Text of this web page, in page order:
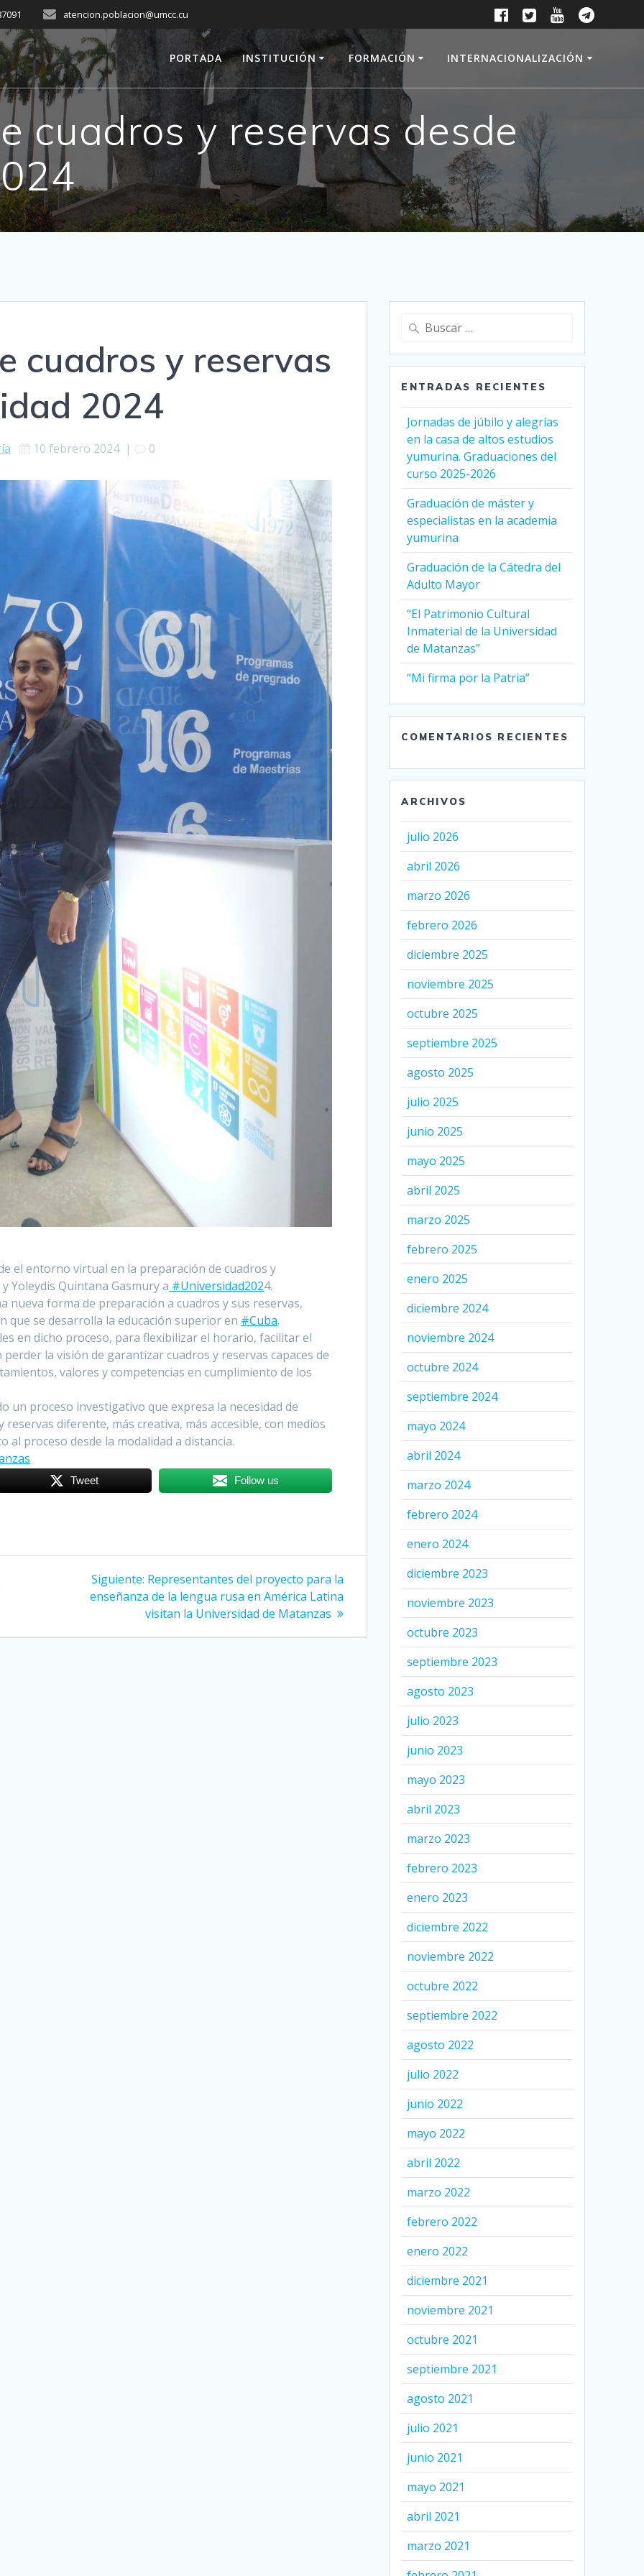
atencion.poblacion@umcc.cu
PORTADA INSTITUCIÓN FORMACIÓN INTERNACIONALIZACIÓN
cuadros y reservas desde
cuadros y reservas
2024
10 febrero 2024| 0
el entorno virtual en la preparación de cuadros y
Yoleydis Quintana Gasmury a #Universidad2024.
forma de preparación a cuadros y sus reservas,
que se desarrolla la educación superior en #Cuba.
en dicho proceso, para flexibilizar el horario, facilitar el
la visión de garantizar cuadros y reservas capaces de
valores y competencias en cumplimiento de los
un proceso investigativo que expresa la necesidad de
diferente, más creativa, más accesible, con medios
proceso desde la modalidad a distancia.
Tweet Follow us
Siguiente: Siguiente
entrada:
Representantes del proyecto para la
enseñanza de la lengua rusa en América Latina
visitan la Universidad de Matanzas
Buscar:
ENTRADAS RECIENTES
Jornadas de júbilo y alegrías
en la casa de altos estudios
yumurina. Graduaciones del
curso 2025-2026
Graduación de máster y
especialistas en la academia
yumurina
Graduación de la Cátedra del
Adulto Mayor
“El Patrimonio Cultural
Inmaterial de la Universidad
de Matanzas”
“Mi firma por la Patria”
COMENTARIOS RECIENTES
ARCHIVOS
julio 2026
abril 2026
marzo 2026
febrero 2026
diciembre 2025
noviembre 2025
octubre 2025
septiembre 2025
agosto 2025
julio 2025
junio 2025
mayo 2025
abril 2025
marzo 2025
febrero 2025
enero 2025
diciembre 2024
noviembre 2024
octubre 2024
septiembre 2024
mayo 2024
abril 2024
marzo 2024
febrero 2024
enero 2024
diciembre 2023
noviembre 2023
octubre 2023
septiembre 2023
agosto 2023
julio 2023
junio 2023
mayo 2023
abril 2023
marzo 2023
febrero 2023
enero 2023
diciembre 2022
noviembre 2022
octubre 2022
septiembre 2022
agosto 2022
julio 2022
junio 2022
mayo 2022
abril 2022
marzo 2022
febrero 2022
enero 2022
diciembre 2021
noviembre 2021
octubre 2021
septiembre 2021
agosto 2021
julio 2021
junio 2021
mayo 2021
abril 2021
marzo 2021